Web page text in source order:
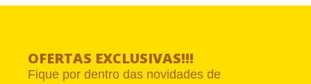
OFERTAS EXCLUSIVAS!!!
Fique por dentro das novidades de